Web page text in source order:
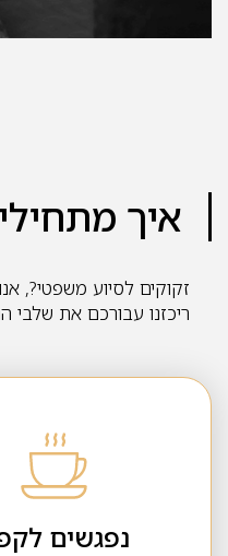
איך
זקוקים לסיוע משפטי?,
ריכזנו עבורכם את
נפגשים